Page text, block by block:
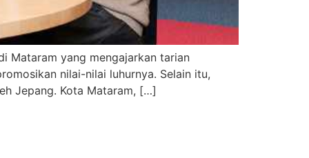
Mataram yang mengajarkan tarian
nilai-nilai luhurnya. Selain itu,
Jepang. Kota Mataram, […]